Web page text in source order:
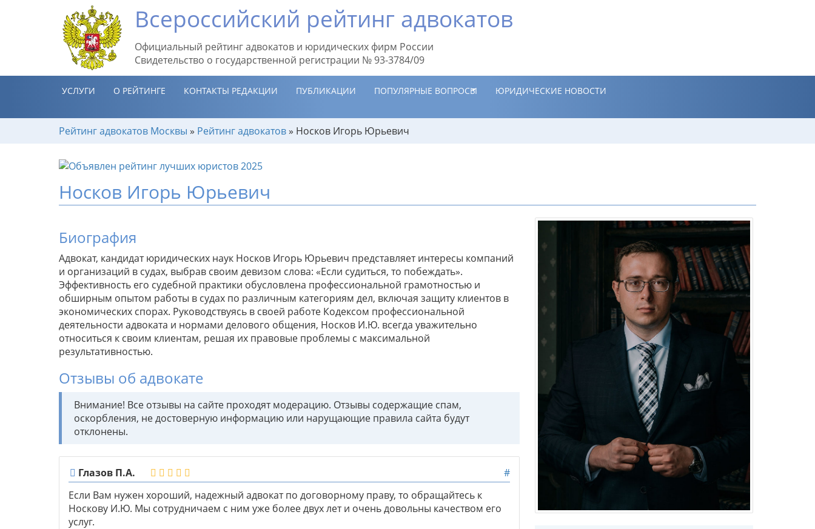
Всероссийский рейтинг адвокатов
Официальный рейтинг адвокатов и юридических фирм России
Свидетельство о государственной регистрации № 93-3784/09
УСЛУГИ О РЕЙТИНГЕ КОНТАКТЫ РЕДАКЦИИ ПУБЛИКАЦИИ ПОПУЛЯРНЫЕ ВОПРОСЫ ЮРИДИЧЕСКИЕ НОВОСТИ
Рейтинг адвокатов Москвы » Рейтинг адвокатов» Носков Игорь Юрьевич
Носков Игорь Юрьевич
Биография
Адвокат, кандидат юридических наук Носков Игорь Юрьевич представляет интересы компаний
и организаций в судах, выбрав своим девизом слова: «Если судиться, то побеждать».
Эффективность его судебной практики обусловлена профессиональной грамотностью и
обширным опытом работы в судах по различным категориям дел, включая защиту клиентов в
экономических спорах. Руководствуясь в своей работе Кодексом профессиональной
деятельности адвоката и нормами делового общения, Носков И.Ю. всегда уважительно
относиться к своим клиентам, решая их правовые проблемы с максимальной
результативностью.
Отзывы об адвокате
Внимание! Все отзывы на сайте проходят модерацию. Отзывы содержащие спам,
оскорбления, не достоверную информацию или нарущающие правила сайта будут
отклонены.
Глазов П.А.
#
Если Вам нужен хороший, надежный адвокат по договорному праву, то обращайтесь к
Носкову И.Ю. Мы сотрудничаем с ним уже более двух лет и очень довольны качеством его
услуг.